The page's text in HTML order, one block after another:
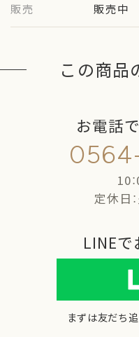
販売 販売中
この商品
お電話
10
定休日
LINE
まずは友だち